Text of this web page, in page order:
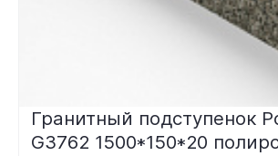
Гранитный подступенок Роки Грей
G3762 1500*150*20